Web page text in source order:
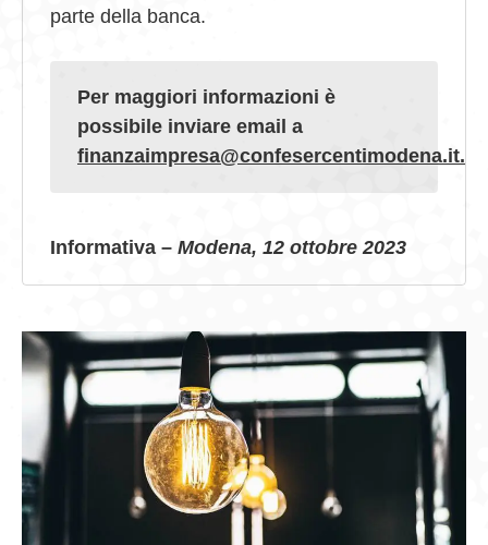
parte della banca.
Per maggiori informazioni è
possibile inviare email a
finanzaimpresa@confesercentimodena.it.
Informativa – Modena, 12 ottobre 2023